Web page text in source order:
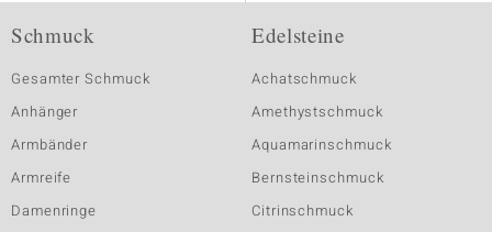
Schmuck
Gesamter Schmuck
Anhänger
Armbänder
Armreife
Damenringe
Edelsteine
Achatschmuck
Amethystschmuck
Aquamarinschmuck
Bernsteinschmuck
Citrinschmuck